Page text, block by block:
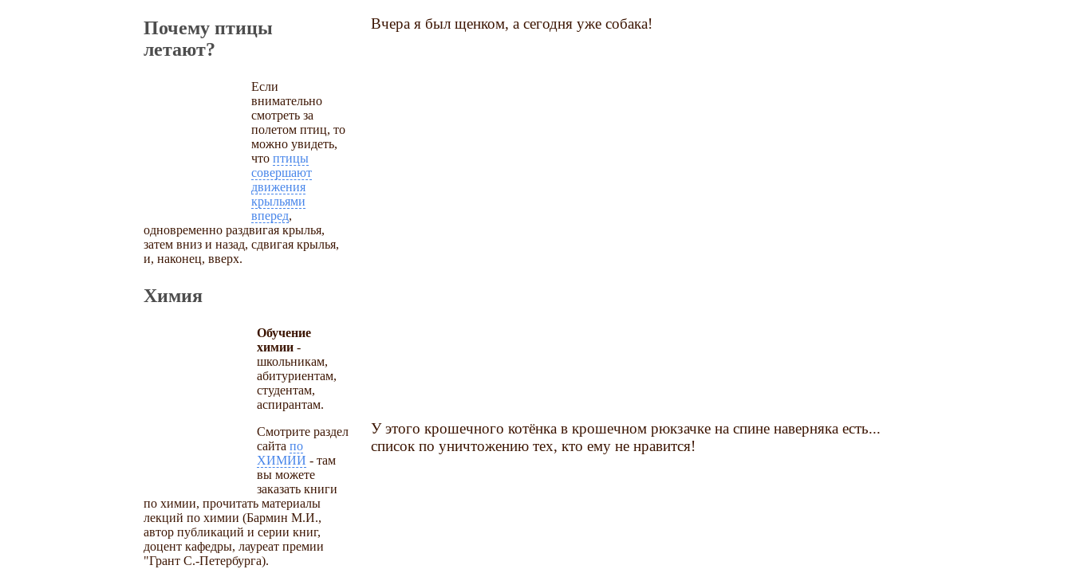
Почему птицы
летают?
Если
внимательно
смотреть за
полетом птиц, то
можно увидеть,
что птицы
совершают
движения
крыльями
вперед,
одновременно раздвигая крылья,
затем вниз и назад, сдвигая крылья,
и, наконец, вверх.
Химия
Обучение
химии -
школьникам,
абитуриентам,
студентам,
аспирантам.
Смотрите раздел
сайта по
ХИМИИ - там
вы можете
заказать книги
по химии, прочитать материалы
лекций по химии (Бармин М.И.,
автор публикаций и серии книг,
доцент кафедры, лауреат премии
"Грант С.-Петербурга).
Вчера я был щенком, а сегодня уже собака!
У этого крошечного котёнка в крошечном рюкзачке на спине наверняка есть...
список по уничтожению тех, кто ему не нравится!